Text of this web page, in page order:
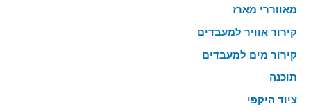
מאווררי מארז
קירור אוויר למעבדים
קירור מים למעבדים
תוכנה
ציוד היקפי